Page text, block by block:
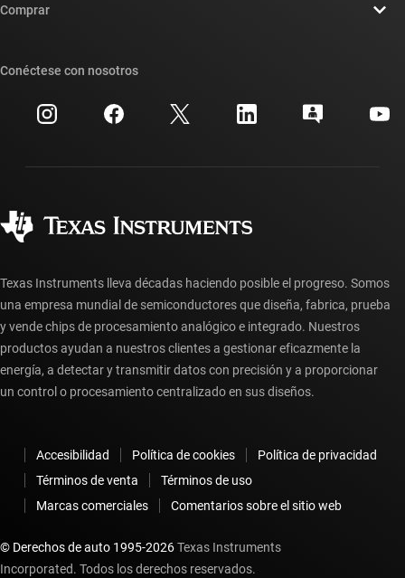
Sala de redacción
Relaciones con los inversionistas
Fabricación
Búsqueda de referencias cruzadas
Centro de atención al cliente
Preguntas frecuentes sobre la cuenta myTI
Comprar
Preguntas frecuentes sobre pedidos
Conéctese con nosotros
Texas Instruments lleva décadas haciendo posible el progreso. Somos
una empresa mundial de semiconductores que diseña, fabrica, prueba
y vende chips de procesamiento analógico e integrado. Nuestros
productos ayudan a nuestros clientes a gestionar eficazmente la
energía, a detectar y transmitir datos con precisión y a proporcionar
un control o procesamiento centralizado en sus diseños.
Accesibilidad Política de cookies
Política de privacidad
Términos de venta
Términos de uso
Marcas comerciales
Comentarios sobre el sitio web
© Derechos de auto 1995-2026Texas Instruments
Incorporated. Todos los derechos reservados.